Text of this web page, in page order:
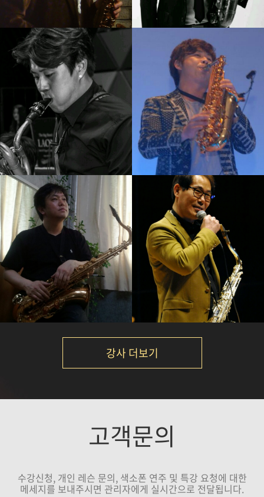
강의보기 강의보기
신강균
강의보기
김성길
강의보기
서현진
강의보기
노영현
강의보기
강사 더보기
고객문의
수강신청, 개인 레슨 문의, 색소폰 연주 및 특강 요청에 대한
메세지를 보내주시면 관리자에게 실시간으로 전달됩니다.